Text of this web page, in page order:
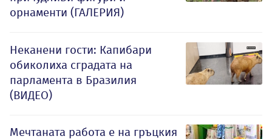
орнаменти (ГАЛЕРИЯ)
Неканени гости: Капибари
обиколиха сградата на
парламента в Бразилия
(ВИДЕО)
Мечтаната работа е на гръцкия